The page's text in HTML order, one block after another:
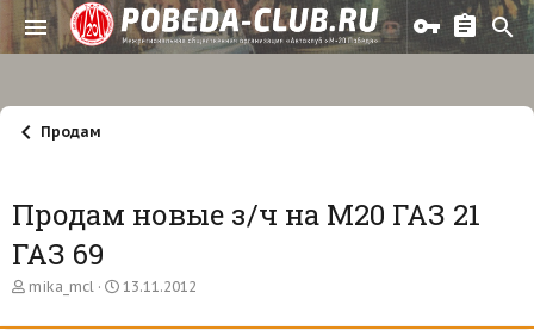
Продам
Продам новые з/ч на М20 ГАЗ 21
ГАЗ 69
А
т
mika_mcl
Д
т
13.11.2012